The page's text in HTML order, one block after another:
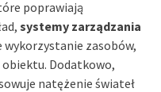
poprawiają
systemy zarządzania
zasobów,
Dodatkowo,
natężenie świateł